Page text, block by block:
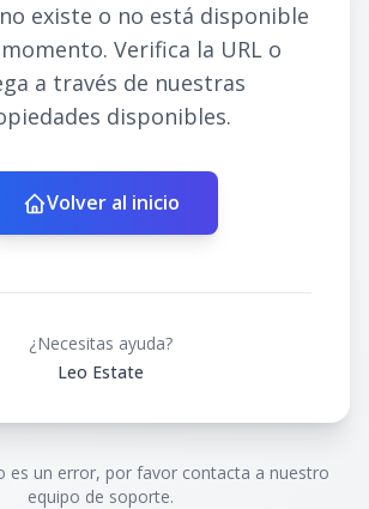
existe o no está disponible
Verifica la URL o
a través de nuestras
disponibles.
Volver al inicio
¿Necesitas ayuda?
Leo Estate
es un error, por favor contacta a nuestro
equipo de soporte.